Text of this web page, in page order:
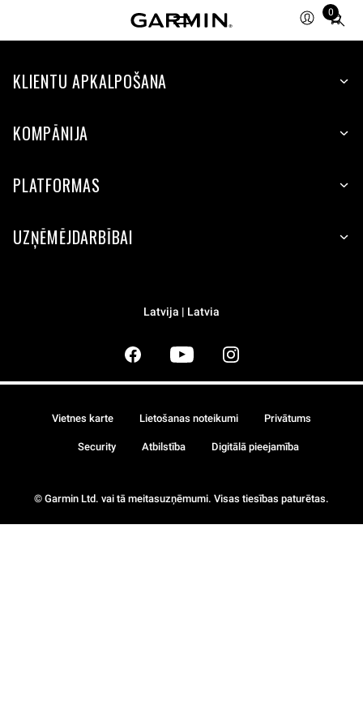
0
Total
items
cart:
KLIENTU APKALPOŠANA
KOMPĀNIJA
PLATFORMAS
UZŅĒMĒJDARBĪBAI
Latvija | Latvia
© Garmin Ltd. vai tā meitasuzņēmumi. Visas tiesības paturētas.
Vietnes karte Lietošanas noteikumi Privātums
Security Atbilstība Digitālā pieejamība